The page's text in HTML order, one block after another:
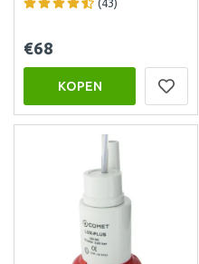
(43)
€68
KOPEN